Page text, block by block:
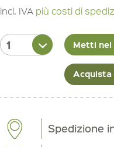
incl. IVA più costi di
Metti nel
Acquista
Spedizione